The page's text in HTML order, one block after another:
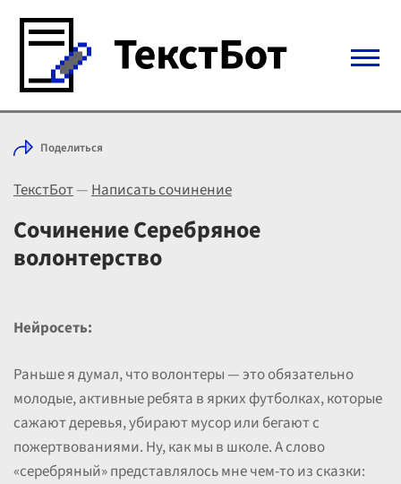
Войти с Telegram
Выбрать режим
Цены
Поделиться
ТекстБот—Написать сочинение
Сочинение Серебряное
волонтерство
Нейросеть:
Раньше я думал, что волонтеры — это обязательно
молодые, активные ребята в ярких футболках, которые
сажают деревья, убирают мусор или бегают с
пожертвованиями. Ну, как мы в школе. А слово
«серебряный» представлялось мне чем-то из сказки: